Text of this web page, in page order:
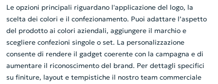
Le opzioni principali riguardano l'applicazione del logo, la
scelta dei colori e il confezionamento. Puoi adattare l’aspetto
del prodotto ai colori aziendali, aggiungere il marchio e
scegliere confezioni singole o set. La personalizzazione
consente di rendere il gadget coerente con la campagna e di
aumentare il riconoscimento del brand. Per dettagli specifici
su finiture, layout e tempistiche il nostro team commerciale